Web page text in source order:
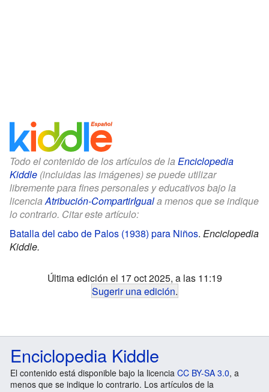
Todo el contenido de los artículos de la Enciclopedia
Kiddle (incluidas las imágenes) se puede utilizar
libremente para fines personales y educativos bajo la
licenciaAtribución-CompartirIguala menos que se indique
lo contrario. Citar este artículo:
Batalla del cabo de Palos (1938) para Niños. Enciclopedia
Kiddle.
Última edición el 17 oct 2025, a las 11:19
Sugerir una edición.
Enciclopedia Kiddle
El contenido está disponible bajo la licencia CC BY-SA 3.0, a
menos que se indique lo contrario. Los artículos de la